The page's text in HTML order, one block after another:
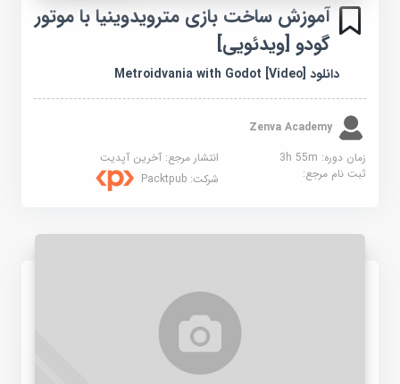
آموزش ساخت بازی مترویدوینیا با موتور
گودو [ویدئویی]
دانلود Metroidvania with Godot [Video]
Zenva Academy
زمان دوره: 3h 55m
انتشار مرجع:آخرین آپدیت
ثبت نام مرجع:
شرکت:Packtpub